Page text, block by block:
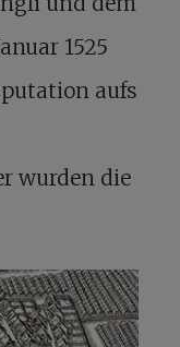
1525
aufs
wurden die